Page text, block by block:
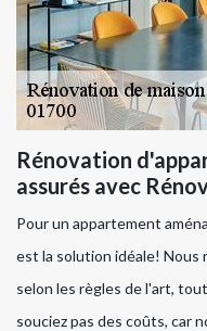
Rénovation
assurés avec
Pour un appartement
est la solution idéale! Nous
selon les règles de l'art,
souciez pas des coûts, car